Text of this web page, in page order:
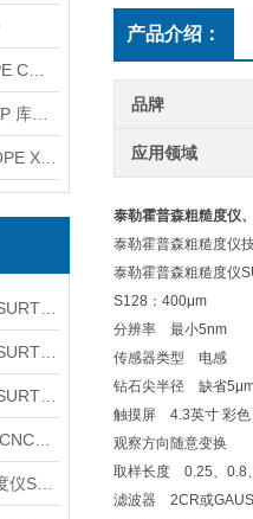
产品介绍：
品牌
应用领域
泰勒霍普森粗糙度仪
泰勒霍普森粗糙度
泰勒霍普森粗糙度仪
S128：400μm
分辨率 最小5nm
传感器类型 电感
钻石尖半径 缺省
触摸屏 4.3英寸 彩色
观察方向随意变换
取样长度 0.25、0.8
滤波器 2CR或